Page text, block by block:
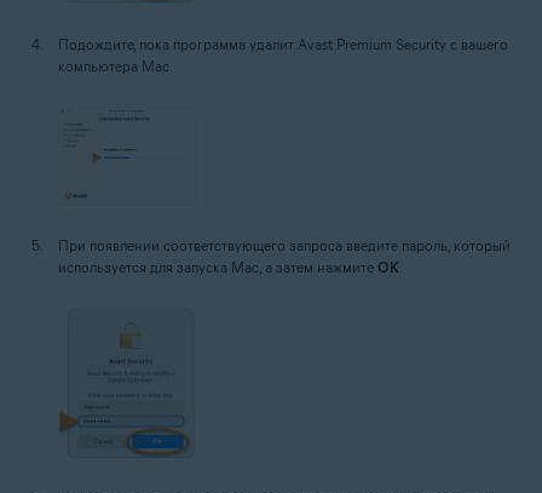
Подождите, пока программа удалит Avast Premium Security с вашего
компьютера Mac.
При появлении соответствующего запроса введите пароль, который
используется для запуска Mac, а затем нажмите OK.